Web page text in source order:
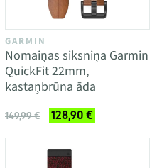
GARMIN
Nomaiņas siksniņa Garmin
QuickFit 22mm,
kastaņbrūna āda
149,99 € 128,90 €